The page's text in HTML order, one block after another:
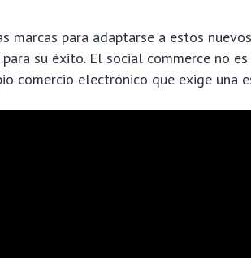
marcas para adaptarse a estos
su éxito. El social commerce no
comercio electrónico que exige una